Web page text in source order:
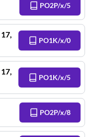
PO2P/x/5
17,
PO1K/x/0
17,
PO1K/x/5
PO2P/x/8